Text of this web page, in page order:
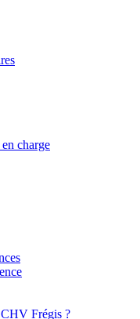
charge
Frégis ?